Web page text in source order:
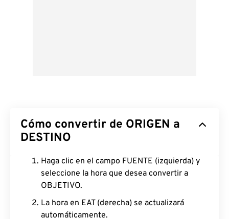
Cómo convertir de ORIGEN a
DESTINO
Haga clic en el campo FUENTE (izquierda) y
seleccione la hora que desea convertir a
OBJETIVO.
La hora en EAT (derecha) se actualizará
automáticamente.